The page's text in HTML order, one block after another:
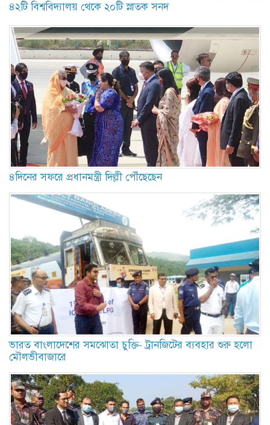
৪২টি বিশ্ববিদ্যালয় থেকে ২০টি স্নাতক সনদ
৪দিনের সফরে প্রধানমন্ত্রী দিল্লী পৌঁছেছেন
ভারত বাংলাদেশের সমঝোতা চুক্তি- ট্রানজিটের ব্যবহার শুরু হলো
মৌলভীবাজারে